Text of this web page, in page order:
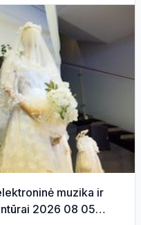
muzika ir
2026 08 05